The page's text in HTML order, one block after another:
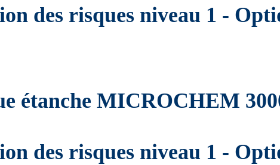
des risques niveau 1 -
étanche MICROCHEM
des risques niveau 1 -